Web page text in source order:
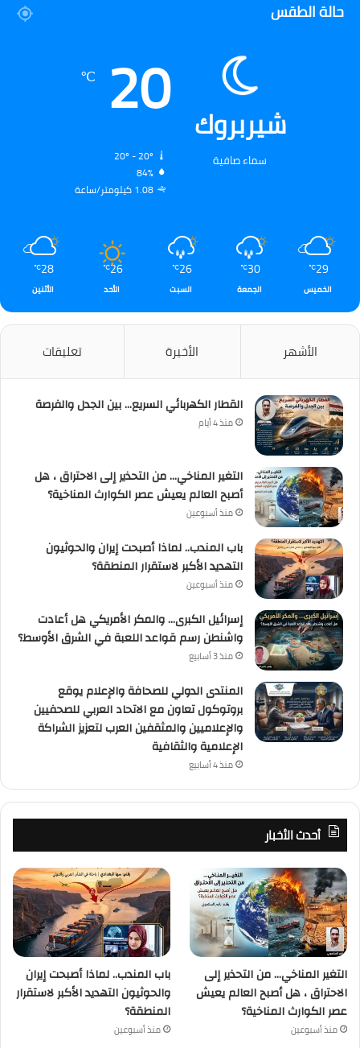
حالة الطقس
شيربروك
سماء صافية
20
℃
84%
1.08 كيلومتر/ساعة
29
℃
الخميس
30
℃
الجمعة
26
℃
السبت
26
℃
الأحد
28
℃
الأثنين
الأشهر الأخيرة تعليقات
القطار الكهربائي السريع… بين الجدل والفرصة
منذ 4 أيام
التغير المناخي… من التحذير إلى الاحتراق ، هل
أصبح العالم يعيش عصر الكوارث المناخية؟
منذ أسبوعين
باب المندب.. لماذا أصبحت إيران والحوثيون
التهديد الأكبر لاستقرار المنطقة؟
منذ أسبوعين
إسرائيل الكبرى… والمكر الأمريكي هل أعادت
واشنطن رسم قواعد اللعبة في الشرق الأوسط؟
منذ 3 أسابيع
المنتدى الدولي للصحافة والإعلام يوقع
بروتوكول تعاون مع الاتحاد العربي للصحفيين
والإعلاميين والمثقفين العرب لتعزيز الشراكة
الإعلامية والثقافية
منذ 4 أسابيع
أحدث الأخبار
التغير المناخي… من التحذير إلى
الاحتراق ، هل أصبح العالم يعيش
عصر الكوارث المناخية؟
منذ أسبوعين
باب المندب.. لماذا أصبحت إيران
والحوثيون التهديد الأكبر لاستقرار
المنطقة؟
منذ أسبوعين